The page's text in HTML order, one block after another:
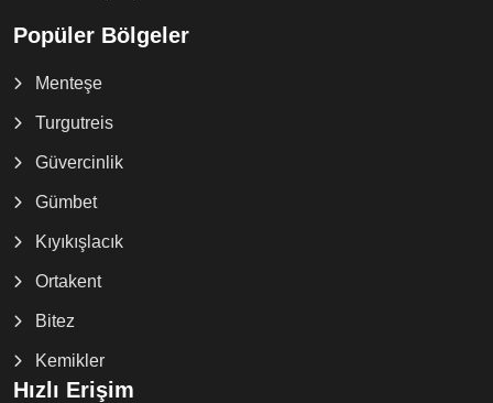
Popüler Bölgeler
Menteşe
Turgutreis
Güvercinlik
Gümbet
Kıyıkışlacık
Ortakent
Bitez
Kemikler
Hızlı Erişim